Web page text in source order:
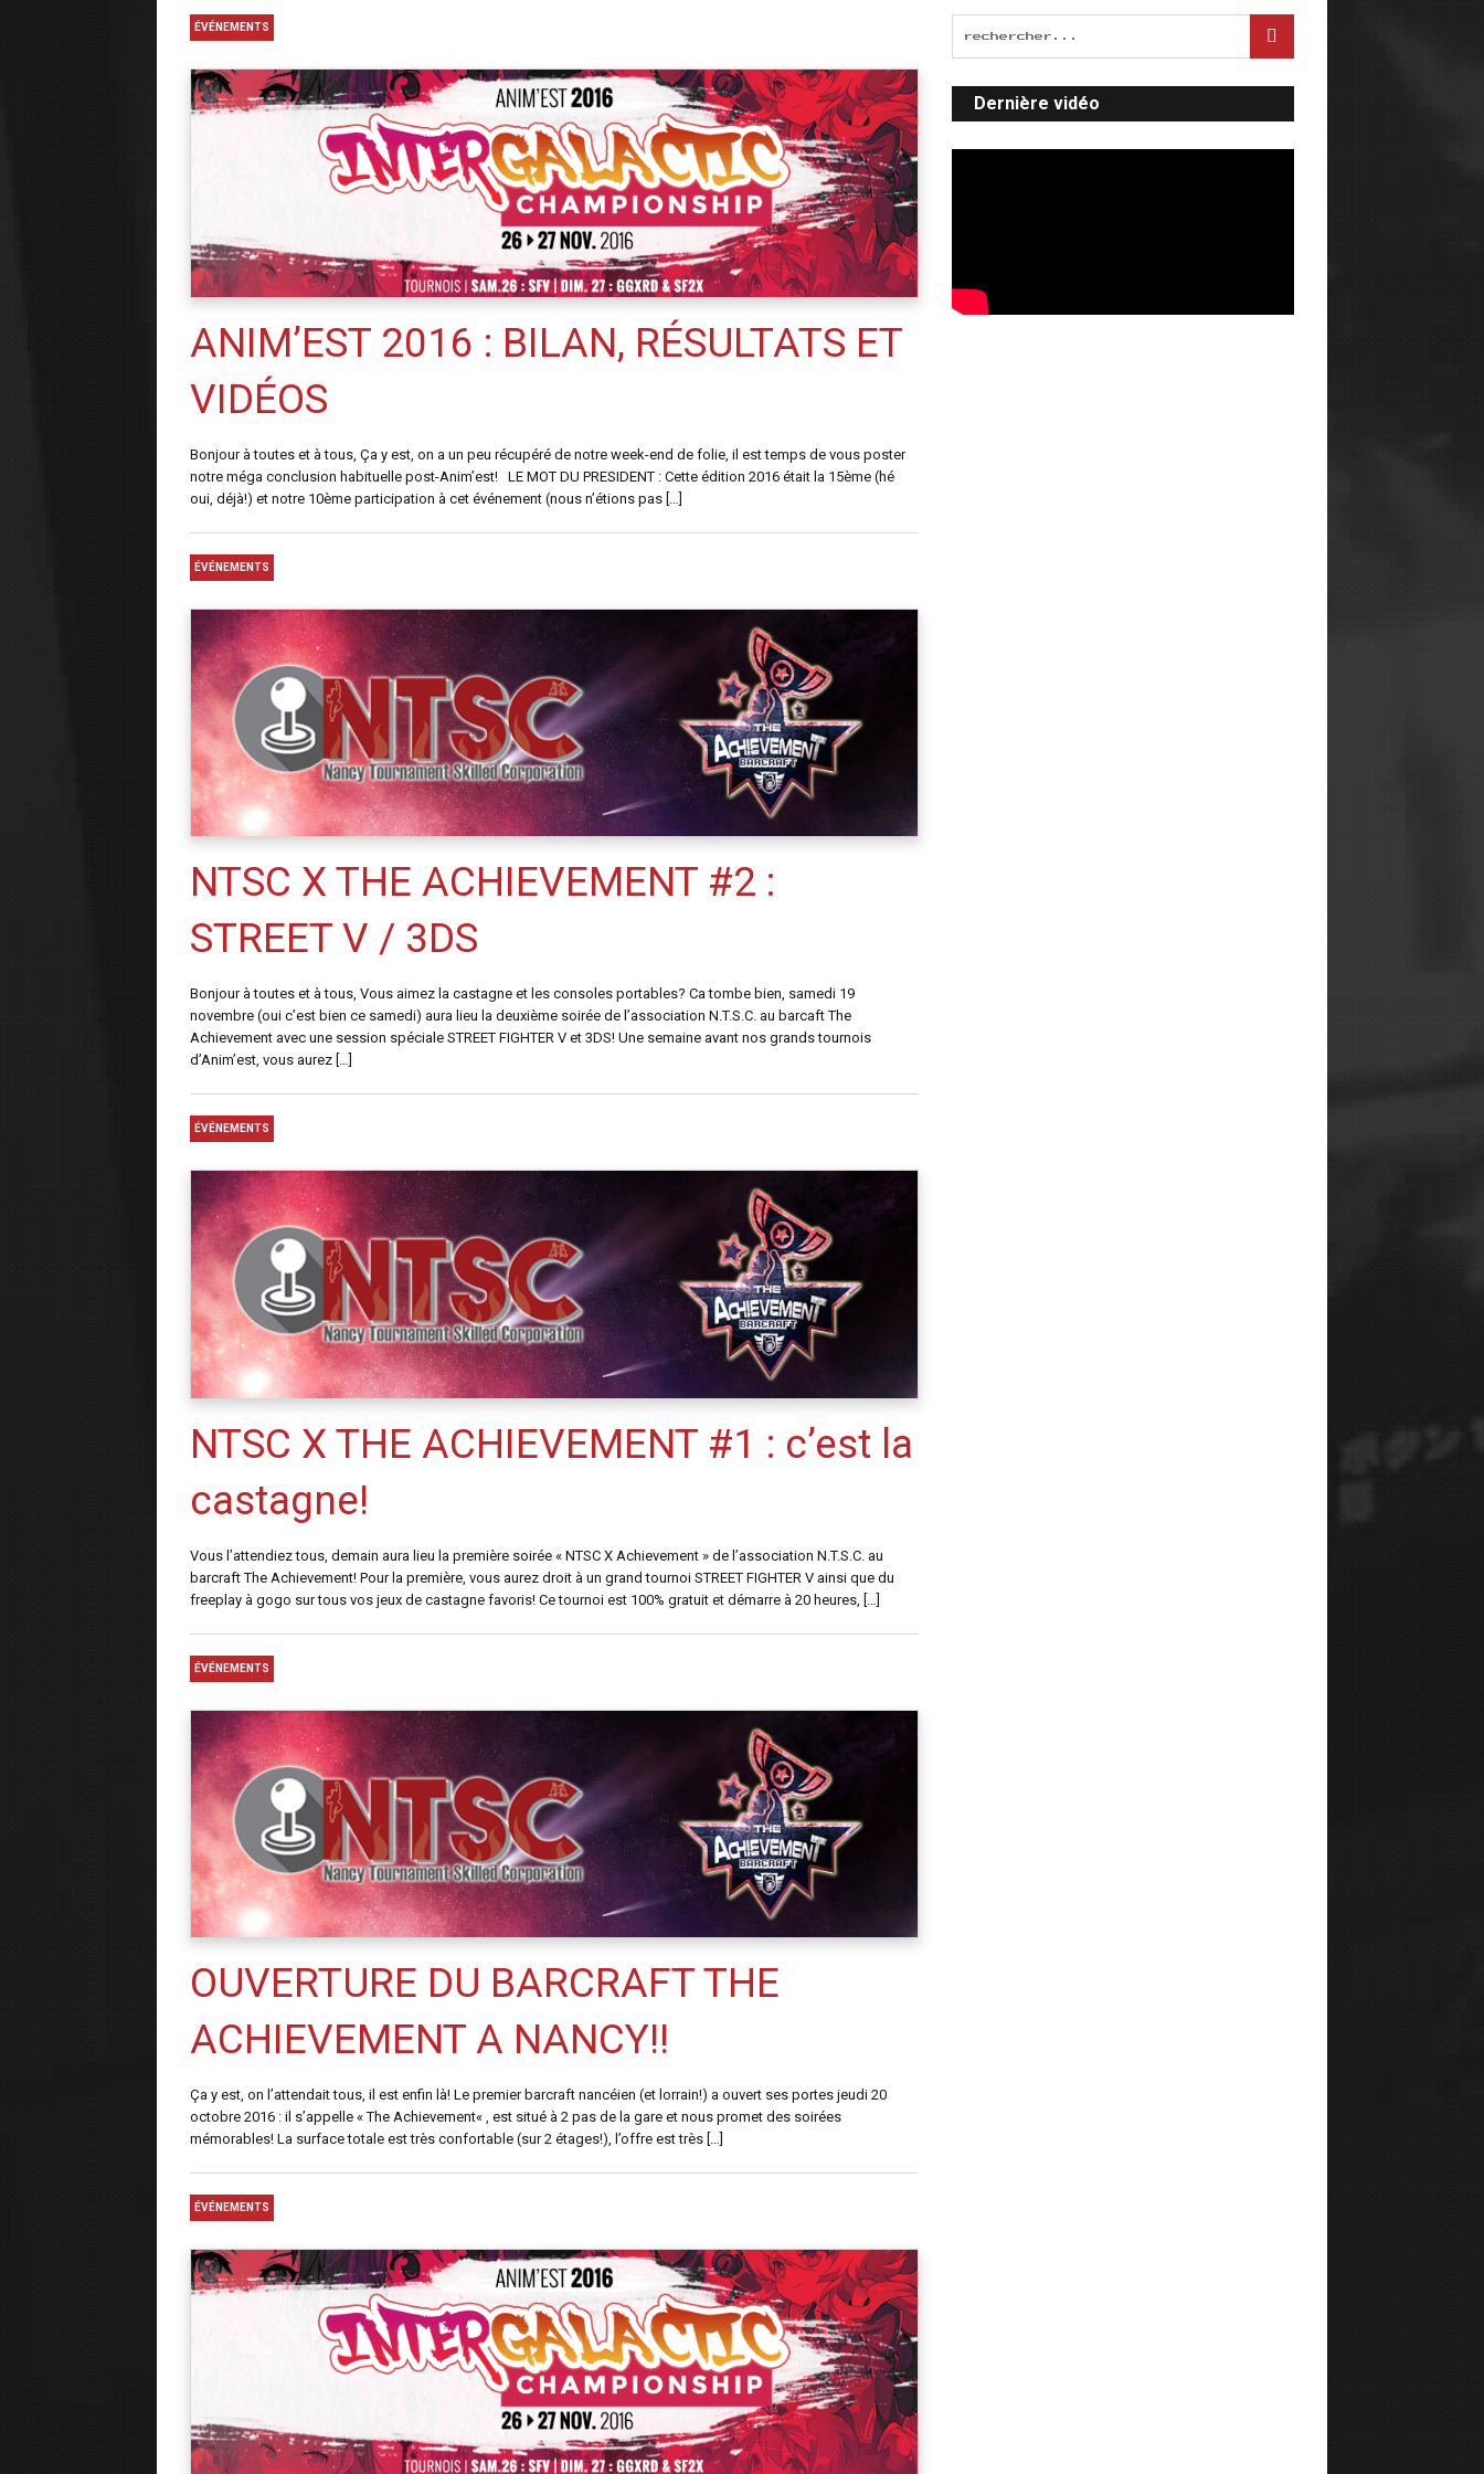
ÉVÉNEMENTS
ANIM’EST 2016 : BILAN, RÉSULTATS ET
VIDÉOS
Bonjour à toutes et à tous, Ça y est, on a un peu récupéré de notre week-end de folie, il est temps de vous poster
notre méga conclusion habituelle post-Anim’est! LE MOT DU PRESIDENT : Cette édition 2016 était la 15ème (hé
oui, déjà!) et notre 10ème participation à cet événement (nous n’étions pas […]
ÉVÉNEMENTS
NTSC X THE ACHIEVEMENT #2 :
STREET V / 3DS
Bonjour à toutes et à tous, Vous aimez la castagne et les consoles portables? Ca tombe bien, samedi 19
novembre (oui c’est bien ce samedi) aura lieu la deuxième soirée de l’association N.T.S.C. au barcaft The
Achievement avec une session spéciale STREET FIGHTER V et 3DS! Une semaine avant nos grands tournois
d’Anim’est, vous aurez […]
ÉVÉNEMENTS
NTSC X THE ACHIEVEMENT #1 : c’est la
castagne!
Vous l’attendiez tous, demain aura lieu la première soirée « NTSC X Achievement » de l’association N.T.S.C. au
barcraft The Achievement! Pour la première, vous aurez droit à un grand tournoi STREET FIGHTER V ainsi que du
freeplay à gogo sur tous vos jeux de castagne favoris! Ce tournoi est 100% gratuit et démarre à 20 heures, […]
ÉVÉNEMENTS
OUVERTURE DU BARCRAFT THE
ACHIEVEMENT A NANCY!!
Ça y est, on l’attendait tous, il est enfin là! Le premier barcraft nancéien (et lorrain!) a ouvert ses portes jeudi 20
octobre 2016 : il s’appelle « The Achievement« , est situé à 2 pas de la gare et nous promet des soirées
mémorables! La surface totale est très confortable (sur 2 étages!), l’offre est très […]
ÉVÉNEMENTS
Dernière vidéo